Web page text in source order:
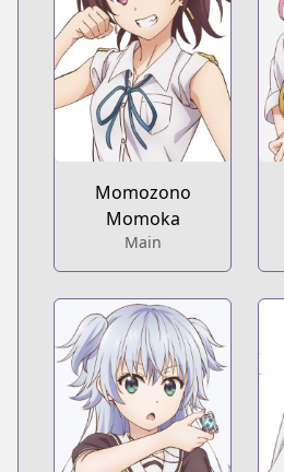
Momozono
Momoka
Main